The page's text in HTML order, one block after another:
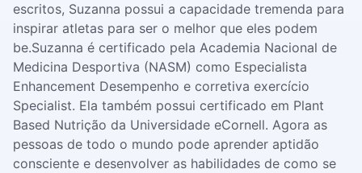
escritos, Suzanna possui a capacidade tremenda para
inspirar atletas para ser o melhor que eles podem
be.Suzanna é certificado pela Academia Nacional de
Medicina Desportiva (NASM) como Especialista
Enhancement Desempenho e corretiva exercício
Specialist. Ela também possui certificado em Plant
Based Nutrição da Universidade eCornell. Agora as
pessoas de todo o mundo pode aprender aptidão
consciente e desenvolver as habilidades de como se